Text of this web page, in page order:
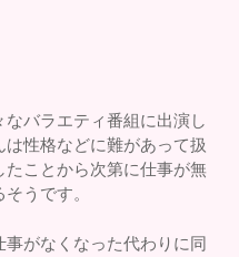
バラエティ番組に出演し
性格などに難があって扱
ことから次第に仕事が無
うです。
がなくなった代わりに同